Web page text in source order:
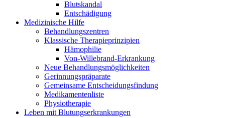
Blutskandal
Entschädigung
Medizinische Hilfe
Behandlungszentren
Klassische Therapieprinzipien
Hämophilie
Von-Willebrand-Erkrankung
Neue Behandlungsmöglichkeiten
Gerinnungspräparate
Gemeinsame Entscheidungsfindung
Medikamentenliste
Physiotherapie
Leben mit Blutungserkrankungen